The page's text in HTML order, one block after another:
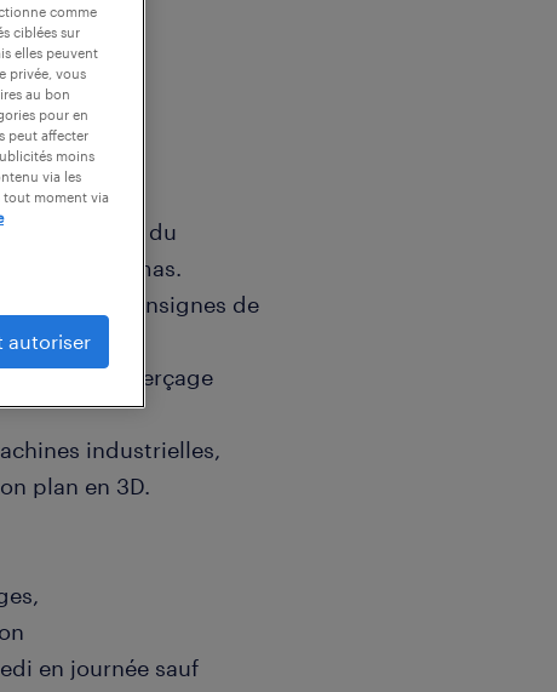
et de faire du
et schémas.
des consignes de
formage, perçage
industrielles,
plan en 3D.
en journée sauf
comme
ciblées sur
elles peuvent
privée, vous
au bon
pour en
peut affecter
moins
via les
tout moment via
autoriser